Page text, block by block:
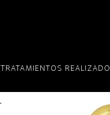
TRATAMIENTOS